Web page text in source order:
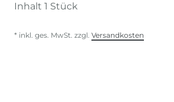
Inhalt 1 Stück
* inkl. ges. MwSt. zzgl. Versandkosten